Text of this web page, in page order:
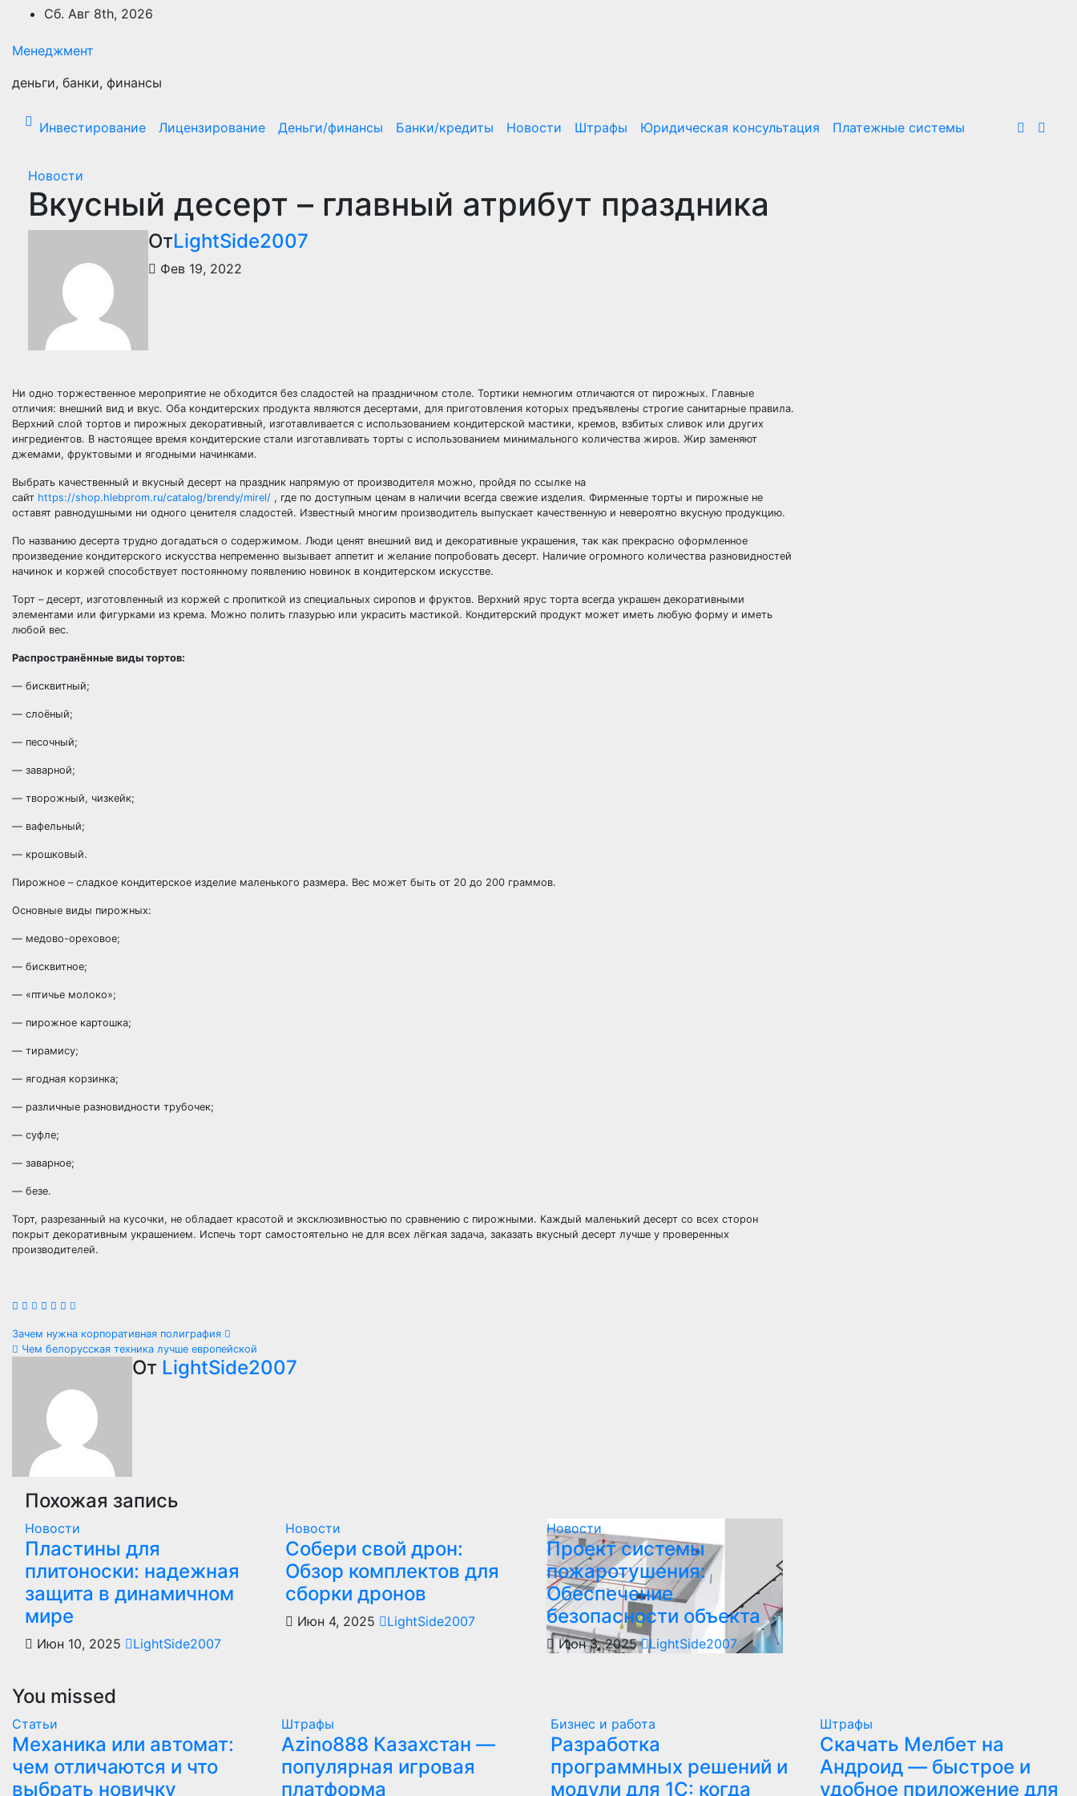
Перейти
содержимому
Сб. Авг 8th, 2026
Менеджмент
деньги, банки, финансы
Инвестирование Лицензирование Деньги/финансы Банки/кредиты Новости Штрафы Юридическая консультация Платежные системы
Новости
Вкусный десерт – главный атрибут праздника
ОтLightSide2007
Фев 19, 2022
Ни одно торжественное мероприятие не обходится без сладостей на праздничном столе. Тортики немногим отличаются от пирожных. Главные
отличия: внешний вид и вкус. Оба кондитерских продукта являются десертами, для приготовления которых предъявлены строгие санитарные правила.
Верхний слой тортов и пирожных декоративный, изготавливается с использованием кондитерской мастики, кремов, взбитых сливок или других
ингредиентов. В настоящее время кондитерские стали изготавливать торты с использованием минимального количества жиров. Жир заменяют
джемами, фруктовыми и ягодными начинками.
Выбрать качественный и вкусный десерт на праздник напрямую от производителя можно, пройдя по ссылке на
сайт https://shop.hlebprom.ru/catalog/brendy/mirel/ , где по доступным ценам в наличии всегда свежие изделия. Фирменные торты и пирожные не
оставят равнодушными ни одного ценителя сладостей. Известный многим производитель выпускает качественную и невероятно вкусную продукцию.
По названию десерта трудно догадаться о содержимом. Люди ценят внешний вид и декоративные украшения, так как прекрасно оформленное
произведение кондитерского искусства непременно вызывает аппетит и желание попробовать десерт. Наличие огромного количества разновидностей
начинок и коржей способствует постоянному появлению новинок в кондитерском искусстве.
Торт – десерт, изготовленный из коржей с пропиткой из специальных сиропов и фруктов. Верхний ярус торта всегда украшен декоративными
элементами или фигурками из крема. Можно полить глазурью или украсить мастикой. Кондитерский продукт может иметь любую форму и иметь
любой вес.
Распространённые виды тортов:
— бисквитный;
— слоёный;
— песочный;
— заварной;
— творожный, чизкейк;
— вафельный;
— крошковый.
Пирожное – сладкое кондитерское изделие маленького размера. Вес может быть от 20 до 200 граммов.
Основные виды пирожных:
— медово-ореховое;
— бисквитное;
— «птичье молоко»;
— пирожное картошка;
— тирамису;
— ягодная корзинка;
— различные разновидности трубочек;
— суфле;
— заварное;
— безе.
Торт, разрезанный на кусочки, не обладает красотой и эксклюзивностью по сравнению с пирожными. Каждый маленький десерт со всех сторон
покрыт декоративным украшением. Испечь торт самостоятельно не для всех лёгкая задача, заказать вкусный десерт лучше у проверенных
производителей.
Навигация
записям
Зачем нужна корпоративная полиграфия
Чем белорусская техника лучше европейской
От LightSide2007
Похожая запись
Новости
Пластины для
плитоноски: надежная
защита в динамичном
мире
Июн 10, 2025 LightSide2007
Новости
Собери свой дрон:
Обзор комплектов для
сборки дронов
Июн 4, 2025 LightSide2007
Новости
Проект системы
пожаротушения:
Обеспечение
безопасности объекта
Июн 3, 2025 LightSide2007
You missed
Статьи
Механика или автомат:
чем отличаются и что
выбрать новичку
Штрафы
Azino888 Казахстан —
популярная игровая
платформа
Бизнес и работа
Разработка
программных решений и
модули для 1С: когда
Штрафы
Скачать Мелбет на
Андроид — быстрое и
удобное приложение для